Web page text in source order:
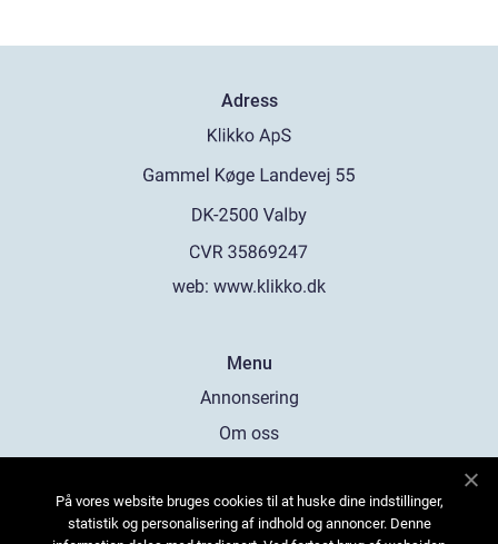
Adress
web: www.klikko.dk
Menu
Annonsering
Om oss
Kontakta oss
På vores website bruges cookies til at huske dine indstillinger,
statistik og personalisering af indhold og annoncer. Denne